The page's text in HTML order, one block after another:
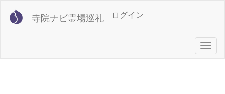
テ
寺院ナビ霊場巡礼
User
account
ログイン